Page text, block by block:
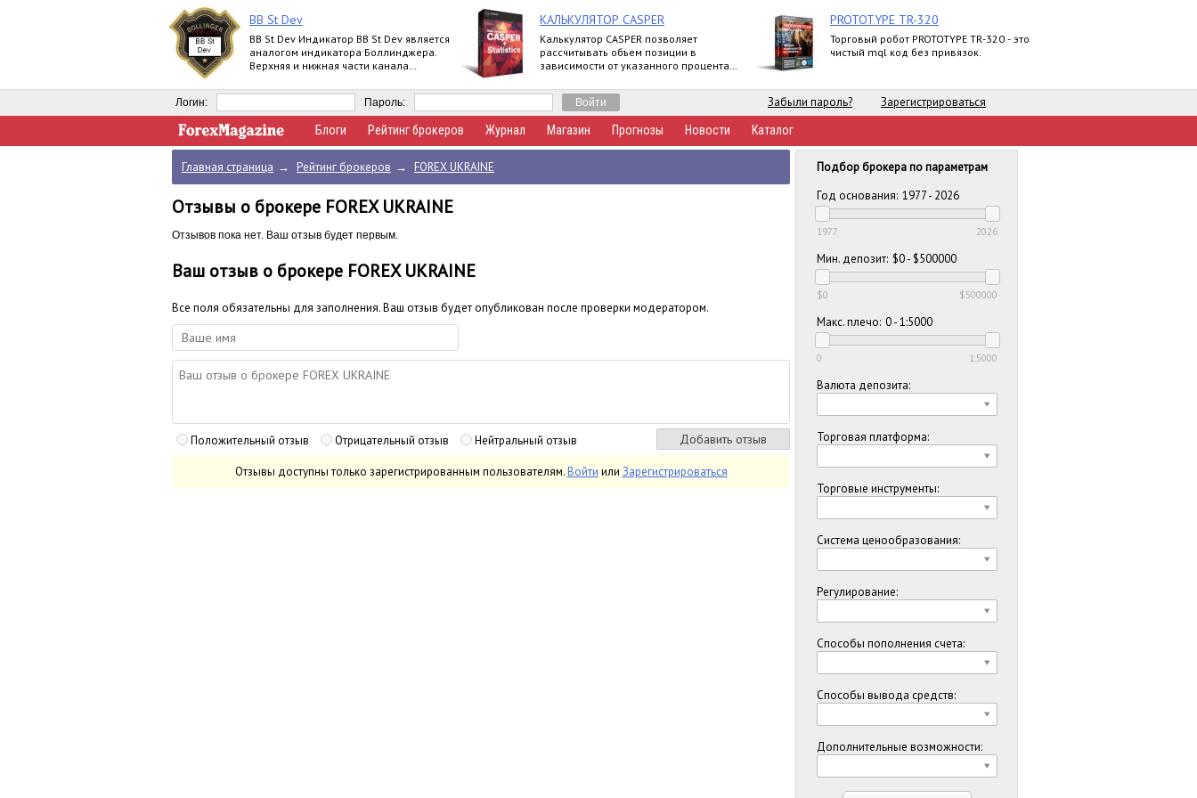
BB St Dev
BB St Dev Индикатор BB St Dev является
аналогом индикатора Боллинджера.
Верхняя и нижная части канала
помощи iStd
КАЛЬКУЛЯТОР CASPER
Калькулятор CASPER позволяет
рассчитывать объем позиции в
зависимости от указанного процента
PROTOTYPE TR-320
Торговый робот PROTOTYPE TR-320 - это
чистый mql код без привязок.
Логин: Пароль: Забыли пароль? Зарегистрироваться
Блоги Рейтинг брокеров Журнал Магазин Прогнозы Новости Каталог
Главная страница → Рейтинг брокеров → FOREX UKRAINE
Отзывы о брокере FOREX UKRAINE
Отзывов пока нет. Ваш отзыв будет первым.
Ваш отзыв о брокере FOREX UKRAINE
Все поля обязательны для заполнения. Ваш отзыв будет опубликован после проверки модератором.
Положительный отзыв Отрицательный отзыв Нейтральный отзыв
Отзывы доступны только зарегистрированным пользователям.Войти или Зарегистрироваться
Подбор брокера по параметрам
Год основания: 1977 - 2026
1977 2026
Мин. депозит: $0 - $500000
$0 $500000
Макс. плечо: 0 - 1:5000
0 1:5000
Валюта депозита:
Торговая платформа:
Торговые инструменты:
Система ценообразования:
Регулирование:
Способы пополнения счета:
Способы вывода средств:
Дополнительные возможности: